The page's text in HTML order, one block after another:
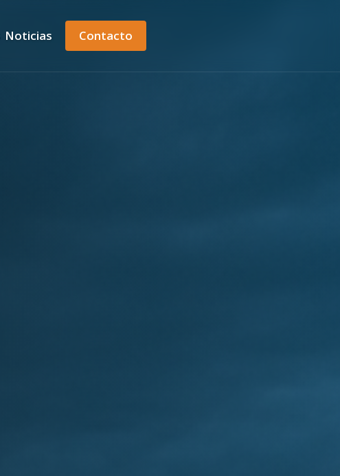
Noticias Contacto